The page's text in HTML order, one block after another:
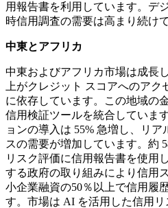
用報告書を利用しています。デ
時信用調査の需要は高まり続け
中東とアフリカ
中東およびアフリカ市場は成長
上がクレジット スコアへのアク
に依存しています。この地域の
信用検証ツールを統合していま
ョンの導入は 55% 急増し、リ
スの需要が増加しています。約
リスク評価に信用報告書を使用
する政府の取り組みにより信用
小企業融資の50％以上で信用履
す。市場は AI を活用した信用